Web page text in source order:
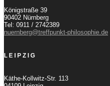
Königstraße 39
90402 Nürnberg
Tel: 0911 / 2742389
nuernberg@treffpunkt-philosophie.de
LEIPZIG
Käthe-Kollwitz-Str. 113